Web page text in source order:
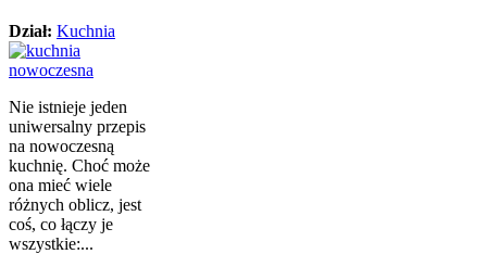
Dział: Kuchnia
Nie istnieje jeden
uniwersalny przepis
na nowoczesną
kuchnię. Choć może
ona mieć wiele
różnych oblicz, jest
coś, co łączy je
wszystkie:...